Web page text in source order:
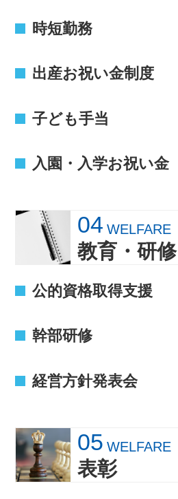
時短勤務
出産お祝い金制度
子ども手当
入園・入学お祝い金
04 WELFARE
教育・研修
公的資格取得支援
幹部研修
経営方針発表会
05 WELFARE
表彰